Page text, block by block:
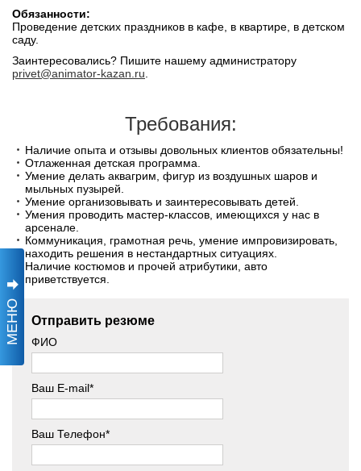
Обязанности:
Проведение детских праздников в кафе, в квартире, в детском
саду.
Заинтересовались? Пишите нашему администратору
privet@animator-kazan.ru
Требования:
Наличие опыта и отзывы довольных клиентов обязательны!
Отлаженная детская программа.
Умение делать аквагрим, фигур из воздушных шаров и
мыльных пузырей.
Умение организовывать и заинтересовывать детей.
Умения проводить мастер-классов, имеющихся у нас в
арсенале.
Коммуникация, грамотная речь, умение импровизировать,
находить решения в нестандартных ситуациях.
Наличие костюмов и прочей атрибутики, авто
приветствуется.
Отправить резюме
ФИО
Ваш E-mail*
Ваш Телефон*
МЕНЮ